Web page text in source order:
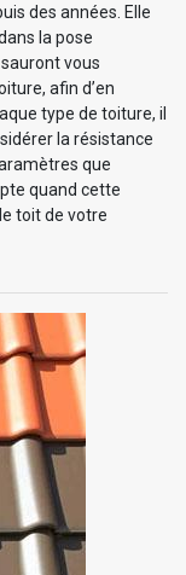
des années. Elle
la pose
vous
afin d’en
type de toiture, il
la résistance
que
quand cette
toit de votre